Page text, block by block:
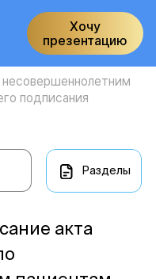
Хочу
презентацию
подписания
Разделы
акта